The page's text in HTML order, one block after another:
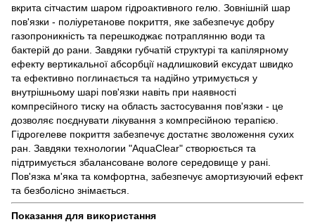
вкрита сітчастим шаром гідроактивного гелю. Зовнішній шар
пов'язки - поліуретанове покриття, яке забезпечує добру
газопроникність та перешкоджає потраплянню води та
бактерій до рани. Завдяки губчатій структурі та капілярному
ефекту вертикальної абсорбції надлишковий ексудат швидко
та ефективно поглинається та надійно утримується у
внутрішньому шарі пов'язки навіть при наявності
компресійного тиску на область застосування пов'язки - це
дозволяє поєднувати лікування з компресійною терапією.
Гідрогелеве покриття забезпечує достатнє зволоження сухих
ран. Завдяки технологии "AquaClear" створюється та
підтримується збалансоване вологе середовище у рані.
Пов'язка м'яка та комфортна, забезпечує амортизуючий ефект
та безболісно знімається.
Показання для використання